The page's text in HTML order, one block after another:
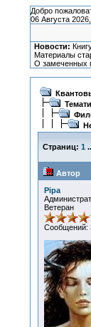
Добро
06 Августа
Новости:
Материалы
О замеченных
Страниц: 1
Автор
Pipa
Ветеран
Сообщений: